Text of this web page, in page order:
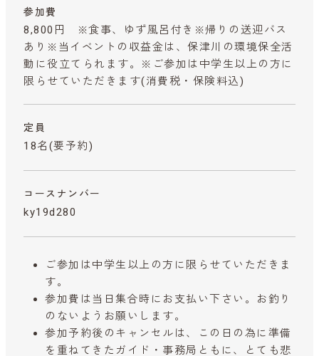
参加費
8,800円 ※食事、ゆず風呂付き※帰りの送迎バス
あり※当イベントの収益金は、保津川の環境保全活
動に役立てられます。※ご参加は中学生以上の方に
限らせていただきます(消費税・保険料込)
定員
18名(要予約)
コースナンバー
ky19d280
ご参加は中学生以上の方に限らせていただきま
す。
参加費は当日集合時にお支払い下さい。お釣り
のないようお願いします。
参加予約後のキャンセルは、この日の為に準備
を重ねてきたガイド・事務局ともに、とても悲